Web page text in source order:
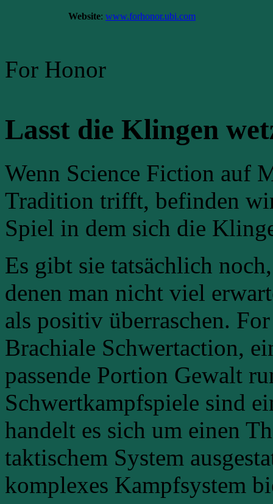
Website: www.forhonor.ubi.com
For Honor
Lasst die Klingen
Wenn Science Fiction auf
Tradition trifft, befinden
Spiel in dem sich die
Es gibt sie tatsächlich
denen man nicht viel
als positiv überraschen.
Brachiale Schwertaction,
passende Portion Gewalt
Schwertkampfspiele sind
handelt es sich um einen
taktischem System
komplexes Kampfsystem